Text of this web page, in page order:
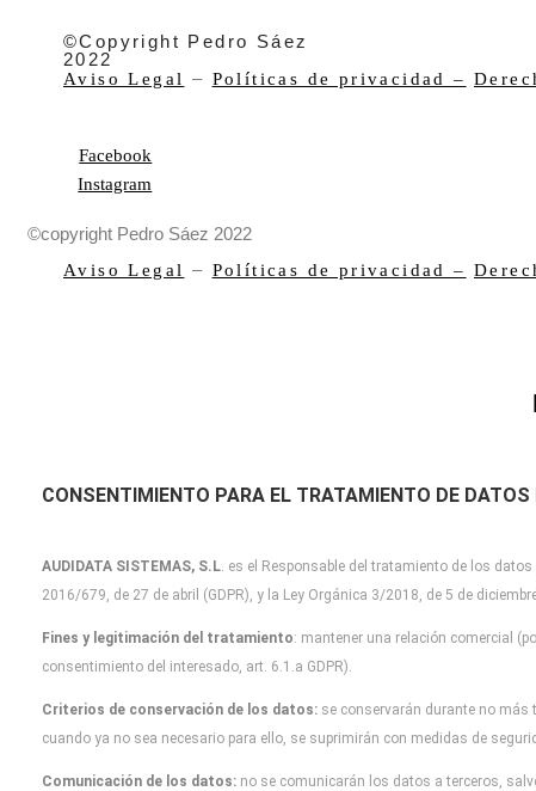
©Copyright Pedro Sáez
2022
Aviso Legal – Políticas de privacidad –
Facebook
Instagram
©copyright Pedro Sáez 2022
Aviso Legal – Políticas de privacidad –
CONSENTIMIENTO PARA EL TRATAMIENTO DE DATOS
AUDIDATA SISTEMAS, S.L es el Responsable del tratamiento de los
2016/679, de 27 de abril (GDPR), y la Ley Orgánica 3/2018, de 5 de
Fines y legitimación del tratamiento: mantener una relación comercial
consentimiento del interesado, art. 6.1.a GDPR).
Criterios de conservación de los datos: se conservarán durante no más
cuando ya no sea necesario para ello, se suprimirán con medidas de
Comunicación de los datos: no se comunicarán los datos a terceros,